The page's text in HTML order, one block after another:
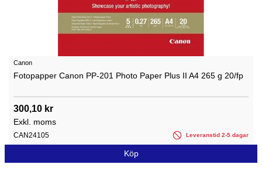
Canon
Fotopapper Canon PP-201 Photo Paper Plus II A4 265 g 20/fp
300,10 kr
Exkl. moms
CAN24105 Leveranstid 2-5 dagar
Köp